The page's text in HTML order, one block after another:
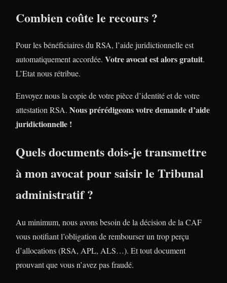
Combien coûte le recours ?
Pour les bénéficiaires du RSA, l’aide juridictionnelle est
automatiquement accordée. Votre avocat est alors gratuit.
L’Etat nous rétribue.
Envoyez nous la copie de votre pièce d’identité et de votre
attestation RSA. Nous prérédigeons votre demande d’aide
juridictionnelle !
Quels documents dois-je transmettre
à mon avocat pour saisir le Tribunal
administratif ?
Au minimum, nous avons besoin de la décision de la CAF
vous notifiant l’obligation de rembourser un trop perçu
d’allocations (RSA, APL, ALS…). Et tout document
prouvant que vous n’avez pas fraudé.